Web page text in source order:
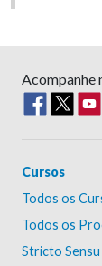
Acompanhe
Cursos
Todos os
Todos os
Stricto Sensu